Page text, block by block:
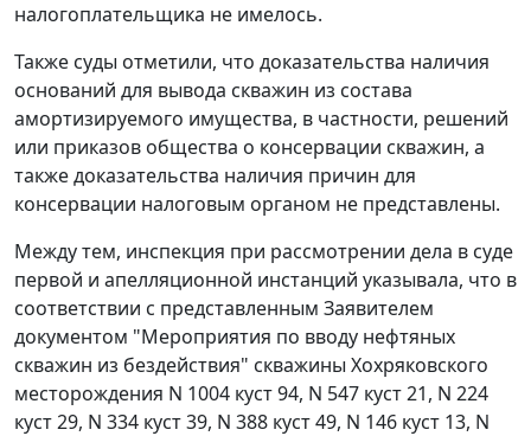
налогоплательщика не имелось.
Также суды отметили, что доказательства наличия
оснований для вывода скважин из состава
амортизируемого имущества, в частности, решений
или приказов общества о консервации скважин, а
также доказательства наличия причин для
консервации налоговым органом не представлены.
Между тем, инспекция при рассмотрении дела в суде
первой и апелляционной инстанций указывала, что в
соответствии с представленным Заявителем
документом "Мероприятия по вводу нефтяных
скважин из бездействия" скважины Хохряковского
месторождения N 1004 куст 94, N 547 куст 21, N 224
куст 29, N 334 куст 39, N 388 куст 49, N 146 куст 13, N